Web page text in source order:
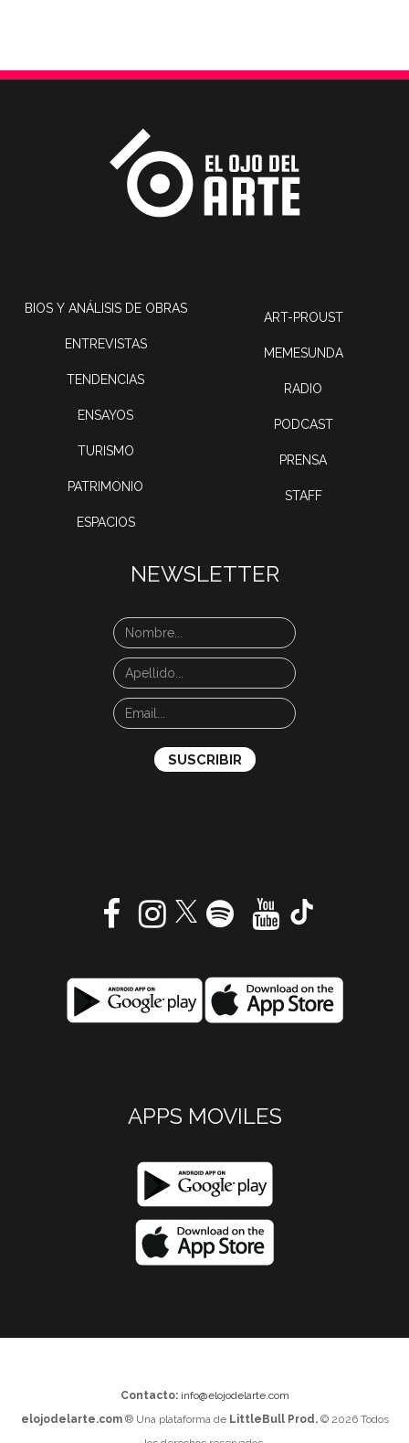
BIOS Y ANÁLISIS DE OBRAS
ENTREVISTAS
TENDENCIAS
ENSAYOS
TURISMO
PATRIMONIO
ESPACIOS
ART-PROUST
MEMESUNDA
RADIO
PODCAST
PRENSA
STAFF
NEWSLETTER
APPS MOVILES
Contacto: info@elojodelarte.com
elojodelarte.com® Una plataforma de LittleBull Prod.© 2026 Todos